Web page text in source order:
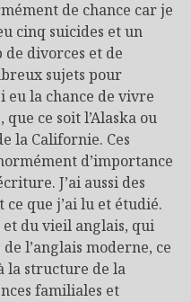
de chance car je
cinq suicides et un
divorces et de
sujets pour
eu la chance de vivre
ce soit l’Alaska ou
la Californie. Ces
d’importance
J’ai aussi des
que j’ai lu et étudié.
du vieil anglais, qui
l’anglais moderne, ce
la structure de la
familiales et